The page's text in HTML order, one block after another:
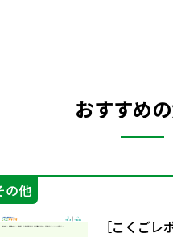
おすすめ
の他
［こくご